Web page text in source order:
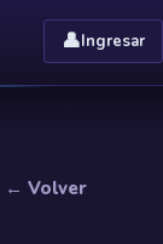
👤Ingresar
← Volver